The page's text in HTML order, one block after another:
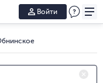
Войти